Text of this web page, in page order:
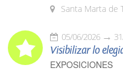
Santa Marta de
05/06/2026
Visibilizar lo
EXPOSICIONES